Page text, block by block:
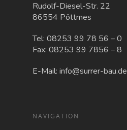
Rudolf-Diesel-Str. 22
86554 Pöttmes
Tel: 08253 99 78 56 – 0
Fax: 08253 99 7856 – 8
E-Mail: info@surrer-bau.de
NAVIGATION